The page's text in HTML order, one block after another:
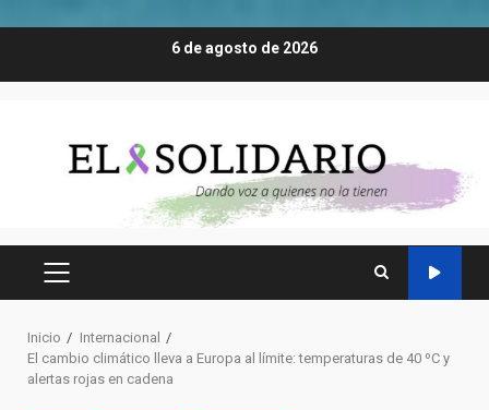
6 de agosto de 2026
MENÚ
Inicio
Internacional
El cambio climático lleva a Europa al límite: temperaturas de 40 ºC y
alertas rojas en cadena